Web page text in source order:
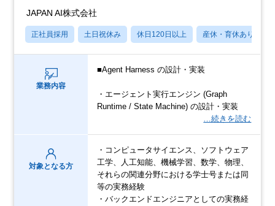
JAPAN AI株式会社
正社員採用 土日祝休み 休日120日以上 産休・育休あり
業務内容
■Agent Harness の設計・実装
・エージェント実行エンジン (Graph
Runtime / State Machine) の設計・実装
…続きを読む
対象となる方
・コンピュータサイエンス、ソフトウェア
工学、人工知能、機械学習、数学、物理、
それらの関連分野における学士号または同
等の実務経験
・バックエンドエンジニアとしての実務経